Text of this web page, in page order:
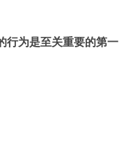
行为是至关重要的第一